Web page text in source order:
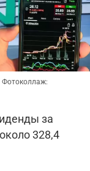
Фотоколлаж:
за
328,4